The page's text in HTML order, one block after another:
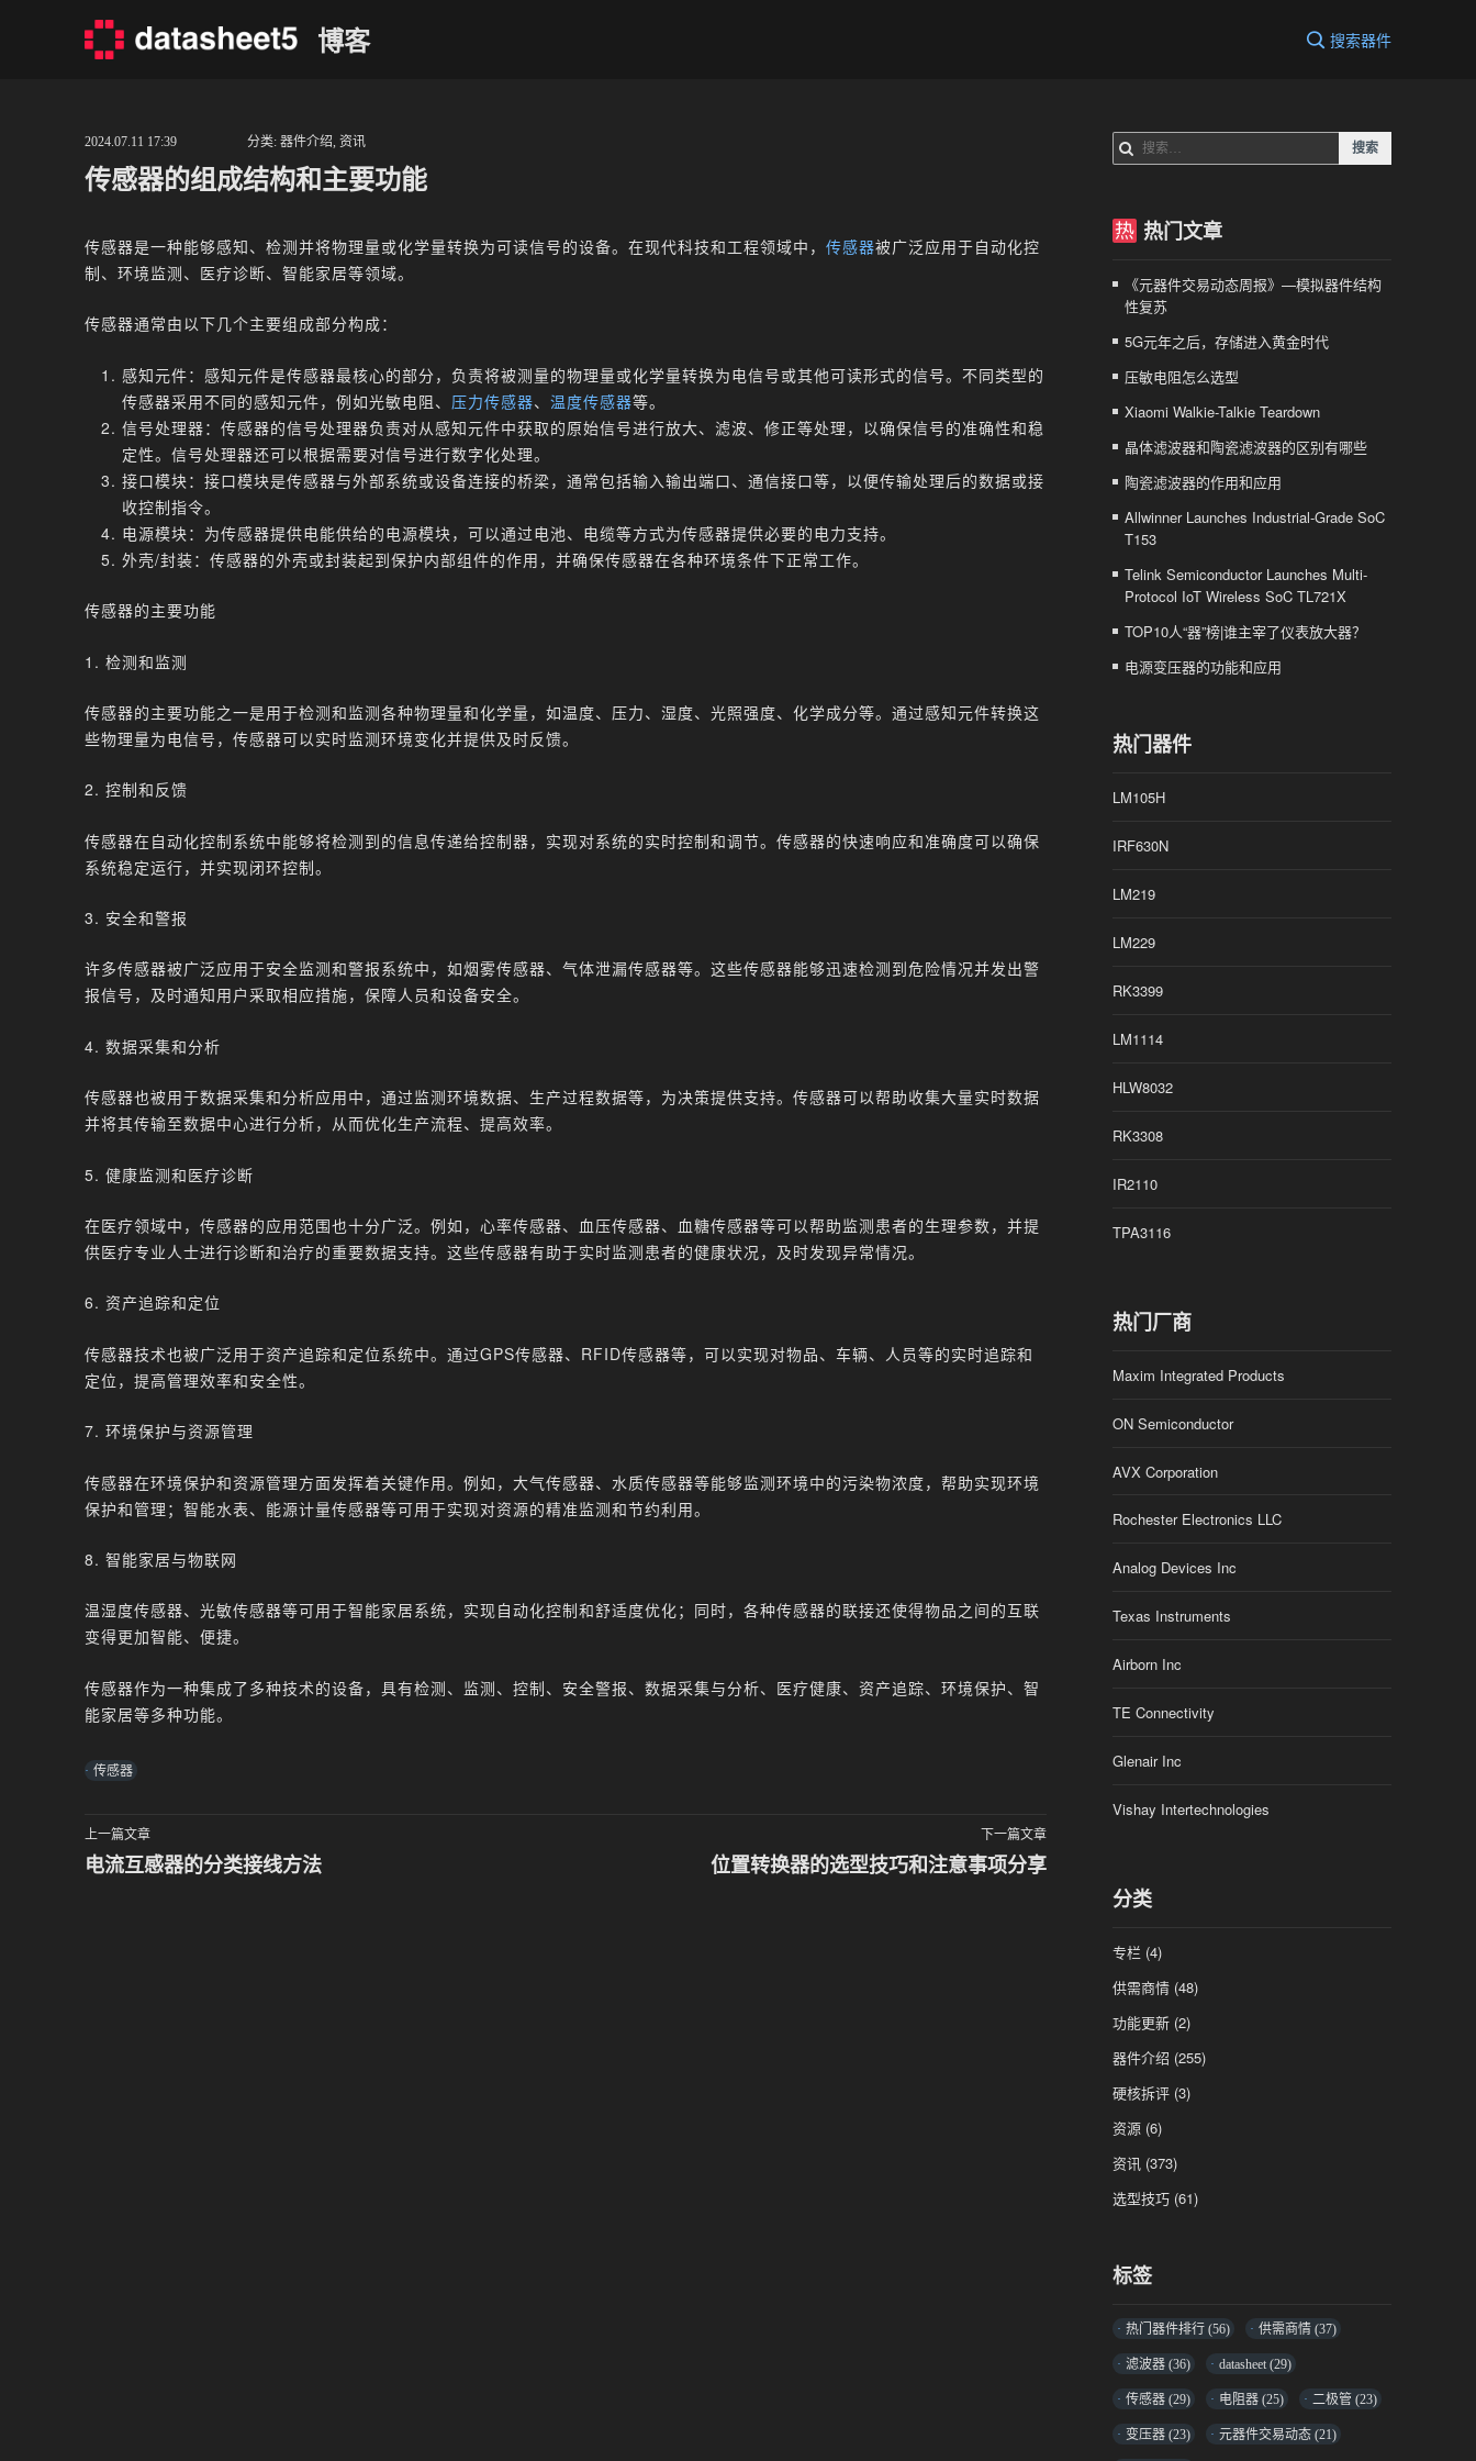
博客 搜索器件
2024.07.11 17:39 分类: 器件介绍, 资讯
传感器的组成结构和主要功能
传感器是一种能够感知、检测并将物理量或化学量转换为可读信号的设备。在现代科技和工程领域中， 传感器被广泛应用于自动化控
制、环境监测、医疗诊断、智能家居等领域。
传感器通常由以下几个主要组成部分构成：
感知元件：感知元件是传感器最核心的部分，负责将被测量的物理量或化学量转换为电信号或其他可读形式的信号。不同类型的
传感器采用不同的感知元件，例如光敏电阻、 压力传感器、 温度传感器等。
信号处理器：传感器的信号处理器负责对从感知元件中获取的原始信号进行放大、滤波、修正等处理，以确保信号的准确性和稳
定性。信号处理器还可以根据需要对信号进行数字化处理。
接口模块：接口模块是传感器与外部系统或设备连接的桥梁，通常包括输入输出端口、通信接口等，以便传输处理后的数据或接
收控制指令。
电源模块：为传感器提供电能供给的电源模块，可以通过电池、电缆等方式为传感器提供必要的电力支持。
外壳/封装：传感器的外壳或封装起到保护内部组件的作用，并确保传感器在各种环境条件下正常工作。
传感器的主要功能
1. 检测和监测
传感器的主要功能之一是用于检测和监测各种物理量和化学量，如温度、压力、湿度、光照强度、化学成分等。通过感知元件转换这
些物理量为电信号，传感器可以实时监测环境变化并提供及时反馈。
2. 控制和反馈
传感器在自动化控制系统中能够将检测到的信息传递给控制器，实现对系统的实时控制和调节。传感器的快速响应和准确度可以确保
系统稳定运行，并实现闭环控制。
3. 安全和警报
许多传感器被广泛应用于安全监测和警报系统中，如烟雾传感器、气体泄漏传感器等。这些传感器能够迅速检测到危险情况并发出警
报信号，及时通知用户采取相应措施，保障人员和设备安全。
4. 数据采集和分析
传感器也被用于数据采集和分析应用中，通过监测环境数据、生产过程数据等，为决策提供支持。传感器可以帮助收集大量实时数据
并将其传输至数据中心进行分析，从而优化生产流程、提高效率。
5. 健康监测和医疗诊断
在医疗领域中，传感器的应用范围也十分广泛。例如，心率传感器、血压传感器、血糖传感器等可以帮助监测患者的生理参数，并提
供医疗专业人士进行诊断和治疗的重要数据支持。这些传感器有助于实时监测患者的健康状况，及时发现异常情况。
6. 资产追踪和定位
传感器技术也被广泛用于资产追踪和定位系统中。通过GPS传感器、RFID传感器等，可以实现对物品、车辆、人员等的实时追踪和
定位，提高管理效率和安全性。
7. 环境保护与资源管理
传感器在环境保护和资源管理方面发挥着关键作用。例如，大气传感器、水质传感器等能够监测环境中的污染物浓度，帮助实现环境
保护和管理；智能水表、能源计量传感器等可用于实现对资源的精准监测和节约利用。
8. 智能家居与物联网
温湿度传感器、光敏传感器等可用于智能家居系统，实现自动化控制和舒适度优化；同时，各种传感器的联接还使得物品之间的互联
变得更加智能、便捷。
传感器作为一种集成了多种技术的设备，具有检测、监测、控制、安全警报、数据采集与分析、医疗健康、资产追踪、环境保护、智
能家居等多种功能。
传感器
文
下一篇文章
位置转换器的选型技巧和注意事项分享
上一篇文章
电流互感器的分类接线方法
搜
索：
热门文章
《元器件交易动态周报》—模拟器件结构
性复苏
5G元年之后，存储进入黄金时代
压敏电阻怎么选型
Xiaomi Walkie-Talkie Teardown
晶体滤波器和陶瓷滤波器的区别有哪些
陶瓷滤波器的作用和应用
Allwinner Launches Industrial-Grade SoC
T153
Telink Semiconductor Launches Multi-
Protocol IoT Wireless SoC TL721X
TOP10人“器”榜|谁主宰了仪表放大器？
电源变压器的功能和应用
热门器件
LM105H
IRF630N
LM219
LM229
RK3399
LM1114
HLW8032
RK3308
IR2110
TPA3116
热门厂商
Maxim Integrated Products
ON Semiconductor
AVX Corporation
Rochester Electronics LLC
Analog Devices Inc
Texas Instruments
Airborn Inc
TE Connectivity
Glenair Inc
Vishay Intertechnologies
分类
专栏 (4)
供需商情 (48)
功能更新 (2)
器件介绍 (255)
硬核拆评 (3)
资源 (6)
资讯 (373)
选型技巧 (61)
标签
热门器件排行(56) 供需商情(37)
滤波器(36) datasheet(29)
传感器(29) 电阻器(25) 二极管 (23)
变压器(23) 元器件交易动态(21)